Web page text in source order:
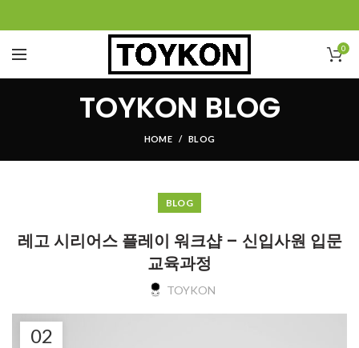
0
TOYKON BLOG
HOME BLOG
BLOG
레고 시리어스 플레이 워크샵 – 신입사원 입문
교육과정
TOYKON
02